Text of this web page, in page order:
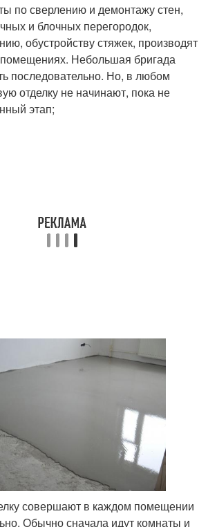
по сверлению и демонтажу стен,
и блочных перегородок,
обустройству стяжек, производят
помещениях. Небольшая бригада
последовательно. Но, в любом
отделку не начинают, пока не
этап;
совершают в каждом помещении
Обычно сначала идут комнаты и